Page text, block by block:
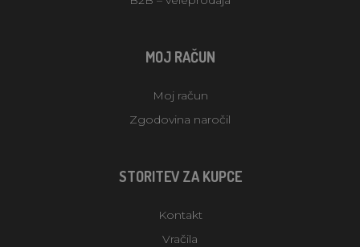
MOJ RAČUN
Moj račun
Zgodovina naročil
STORITEV ZA KUPCE
Kontakt
Vračila